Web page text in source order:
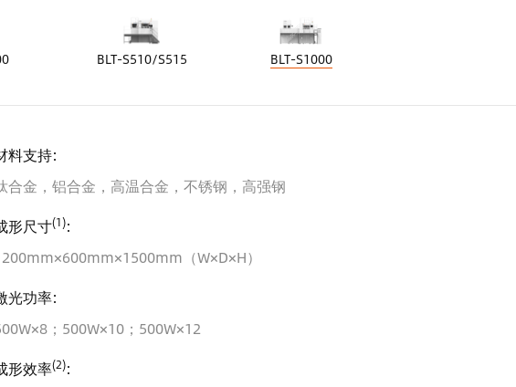
BLT-S510/S515 BLT-S1000
料支持:
合金，铝合金，高温合金，不锈钢，高强钢
形尺寸(1):
（W×D×H）
光功率:
；500W×10；500W×12
形效率(2):